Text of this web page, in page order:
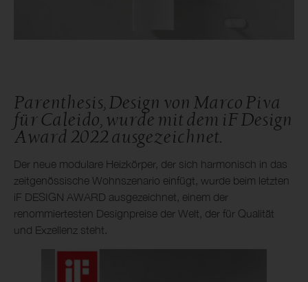
Parenthesis, Design von Marco Piva
für Caleido, wurde mit dem iF Design
Award 2022 ausgezeichnet.
Der neue modulare Heizkörper, der sich harmonisch in das
zeitgenössische Wohnszenario einfügt, wurde beim letzten
iF DESIGN AWARD ausgezeichnet, einem der
renommiertesten Designpreise der Welt, der für Qualität
und Exzellenz steht.